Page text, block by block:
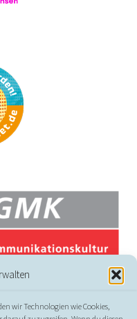
wir Technologien wie Cookies,